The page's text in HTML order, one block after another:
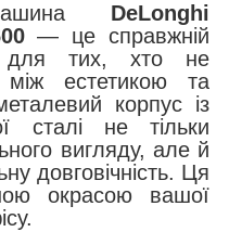
DeLonghi
— це справжній
для тих, хто не
між естетикою та
корпус із
сталі не тільки
вигляду, але й
довговічність. Ця
окрасою вашої